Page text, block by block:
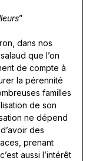
”
dans nos
que l’on
de compte à
la pérennité
familles
de son
ne dépend
des
prenant
aussi l’intérêt